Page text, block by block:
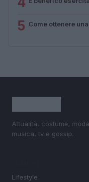
5 Come ottenere
Attualità, costume,
musica, tv e gossip.
Lifestyle